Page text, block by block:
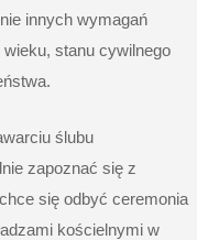
innych wymagań
stanu cywilnego
ślubu
zapoznać się z
się odbyć ceremonia
kościelnymi w